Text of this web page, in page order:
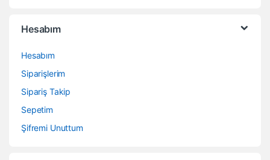
Hesabım
Hesabım
Siparişlerim
Sipariş Takip
Sepetim
Şifremi Unuttum